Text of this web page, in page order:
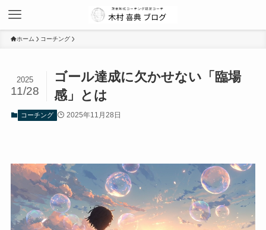
ホーム コーチング
ゴール達成に欠かせない「臨場
感」とは
2025
11/28
コーチング 2025年11月28日